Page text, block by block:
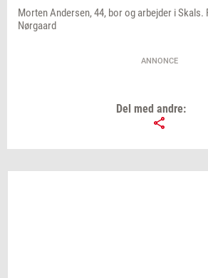
Morten Andersen, 44, bor og arbejder i
Nørgaard
ANNONCE
Del med andre: